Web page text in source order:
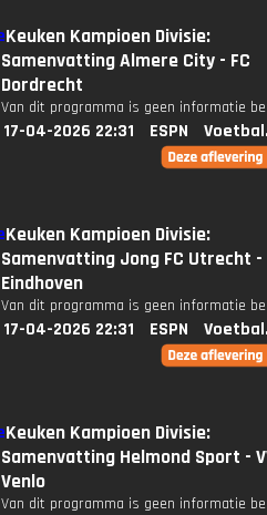
Keuken Kampioen Divisie:
Samenvatting Almere City - FC
Dordrecht
Van dit programma is geen informatie
17-04-2026 22:31 ESPN
Keuken Kampioen Divisie:
Samenvatting Jong FC Utrecht -
Eindhoven
Van dit programma is geen informatie
17-04-2026 22:31 ESPN
Keuken Kampioen Divisie:
Samenvatting Helmond Sport -
Venlo
Van dit programma is geen informatie